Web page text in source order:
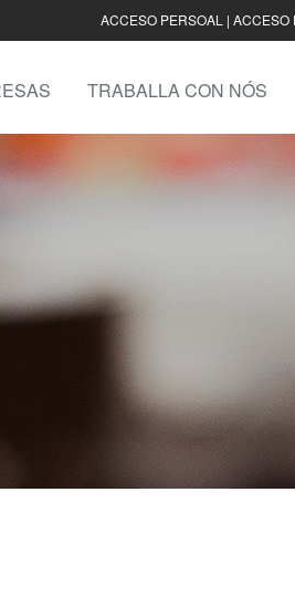
ACCESO PERSOAL | ACCESO
TRABALLA CON NÓS